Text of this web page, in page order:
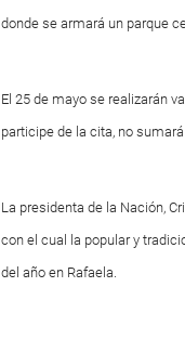
donde se armará un parque
El 25 de mayo se realizarán
participe de la cita, no
La presidenta de la Nación,
con el cual la popular y
del año en Rafaela.